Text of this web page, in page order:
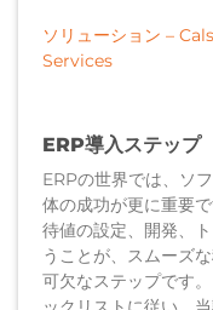
ソリューション –
Services
ERP導入ステップ
ERPの世界では、ソ
体の成功が更に重要
待値の設定、開発、
うことが、スムーズ
可欠なステップです